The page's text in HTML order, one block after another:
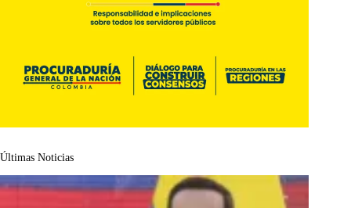
Últimas Noticias